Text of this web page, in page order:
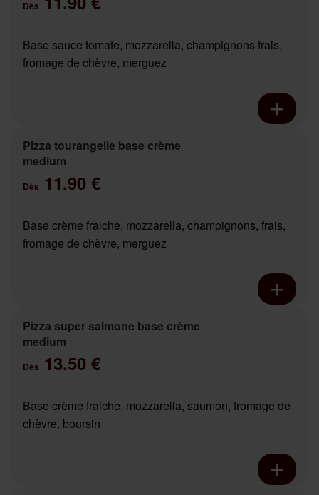
Dès
Base sauce tomate, mozzarella, champignons frais,
fromage de chèvre, merguez
Pizza tourangelle base crème
medium
Dès 11.90 €
Base crème fraiche, mozzarella, champignons, frais,
fromage de chèvre, merguez
Pizza super salmone base crème
medium
Dès 13.50 €
Base crème fraiche, mozzarella, saumon, fromage de
chèvre, boursin